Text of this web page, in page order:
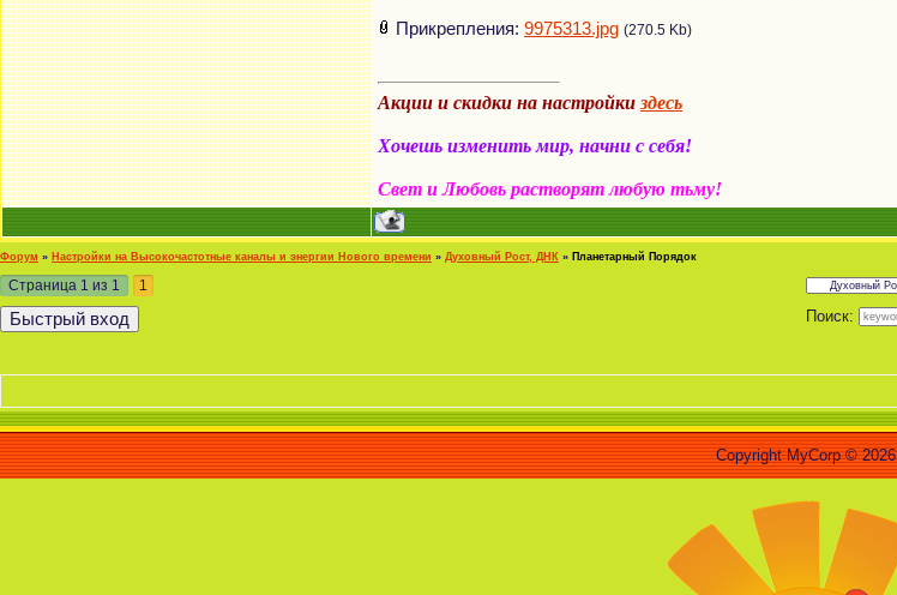
Прикрепления: 9975313.jpg (270.5 Kb)
Акции и скидки на настройки здесь
Хочешь изменить мир, начни с себя!
Свет и Любовь растворят любую тьму!
Форум » Настройки на Высокочастотные каналы и энергии Нового времени » Духовный Рост, ДНК » Планетарный Порядок
Страница 1 из 1 1
Поиск:
Copyright MyCorp © 2026